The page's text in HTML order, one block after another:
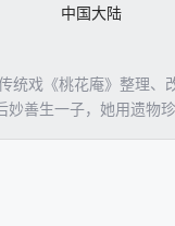
中国大陆
统戏《桃花庵》整理
妙善生一子，她用遗物